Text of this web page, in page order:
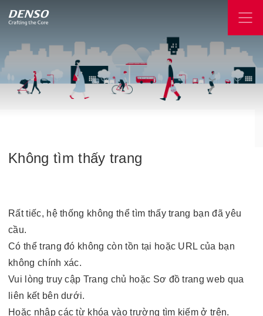
Không tìm thấy trang
Rất tiếc, hệ thống không thể tìm thấy trang bạn đã yêu
cầu.
Có thể trang đó không còn tồn tại hoặc URL của bạn
không chính xác.
Vui lòng truy cập Trang chủ hoặc Sơ đồ trang web qua
liên kết bên dưới.
Hoặc nhập các từ khóa vào trường tìm kiếm ở trên.